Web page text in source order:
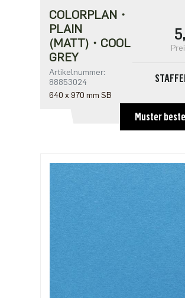
COLORPLAN・
PLAIN
(MATT)・COOL
GREY
Artikelnummer:
88853024
640 x 970 mm SB
Muster